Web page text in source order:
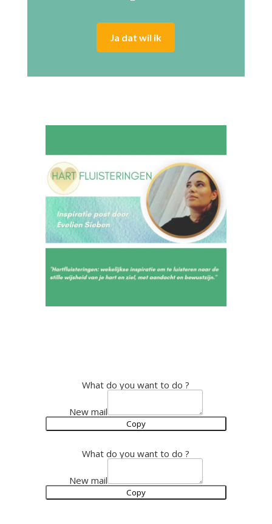
Ja dat wil ik
What do you want to do ?
New mail
Copy
What do you want to do ?
New mail
Copy